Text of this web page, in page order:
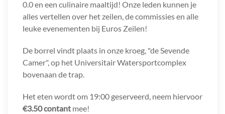
0.0 en een culinaire maaltijd! Onze leden kunnen je
alles vertellen over het zeilen, de commissies en alle
leuke evenementen bij Euros Zeilen!
De borrel vindt plaats in onze kroeg, "de Sevende
Camer", op het Universitair Watersportcomplex
bovenaan de trap.
Het eten wordt om 19:00 geserveerd, neem hiervoor
€3.50 contant mee!